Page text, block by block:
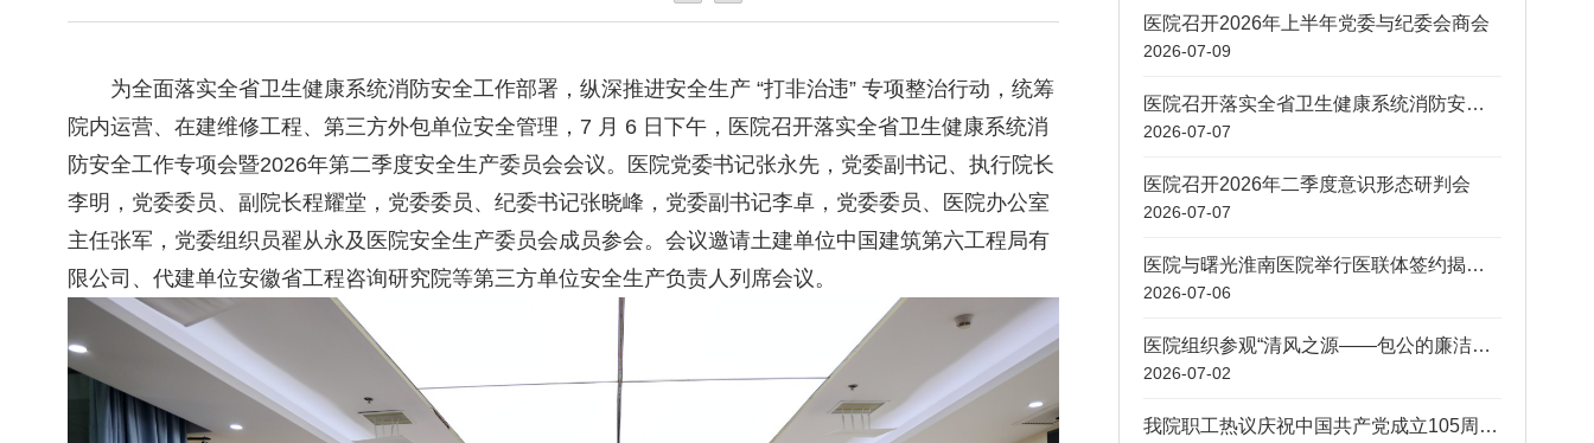
为全面落实全省卫生健康系统消防安全工作部署，纵深推进安全生产 “打非治违” 专项整治行动，统筹
院内运营、在建维修工程、第三方外包单位安全管理，7 月 6 日下午，医院召开落实全省卫生健康系统消
防安全工作专项会暨2026年第二季度安全生产委员会会议。医院党委书记张永先，党委副书记、执行院长
李明，党委委员、副院长程耀堂，党委委员、纪委书记张晓峰，党委副书记李卓，党委委员、医院办公室
主任张军，党委组织员翟从永及医院安全生产委员会成员参会。会议邀请土建单位中国建筑第六工程局有
限公司、代建单位安徽省工程咨询研究院等第三方单位安全生产负责人列席会议。
医院召开2026年上半年党委与纪委会商会
2026-07-09
医院召开落实全省卫生健康系统消防安全工作专项会暨2026年第二季度安全生产委员会会议
2026-07-07
医院召开2026年二季度意识形态研判会
2026-07-07
医院与曙光淮南医院举行医联体签约揭牌暨大型联合义诊活动
2026-07-06
医院组织参观“清风之源——包公的廉洁内核与中医药智慧”廉洁文化展
2026-07-02
我院职工热议庆祝中国共产党成立105周年大会精神